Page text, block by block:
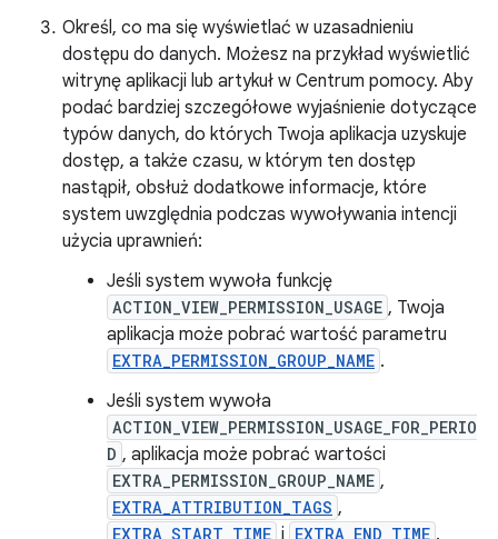
Określ, co ma się wyświetlać w uzasadnieniu
dostępu do danych. Możesz na przykład wyświetlić
witrynę aplikacji lub artykuł w Centrum pomocy. Aby
podać bardziej szczegółowe wyjaśnienie dotyczące
typów danych, do których Twoja aplikacja uzyskuje
dostęp, a także czasu, w którym ten dostęp
nastąpił, obsłuż dodatkowe informacje, które
system uwzględnia podczas wywoływania intencji
użycia uprawnień:
Jeśli system wywoła funkcję
ACTION_VIEW_PERMISSION_USAGE , Twoja
aplikacja może pobrać wartość parametru
EXTRA_PERMISSION_GROUP_NAME .
Jeśli system wywoła
ACTION_VIEW_PERMISSION_USAGE_FOR_PERIO
D , aplikacja może pobrać wartości
EXTRA_PERMISSION_GROUP_NAME ,
EXTRA_ATTRIBUTION_TAGS ,
EXTRA_START_TIME i EXTRA_END_TIME .